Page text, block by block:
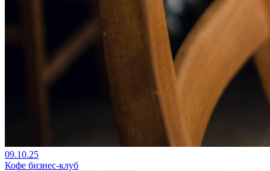
09.10.25
Кофе бизнес-клуб